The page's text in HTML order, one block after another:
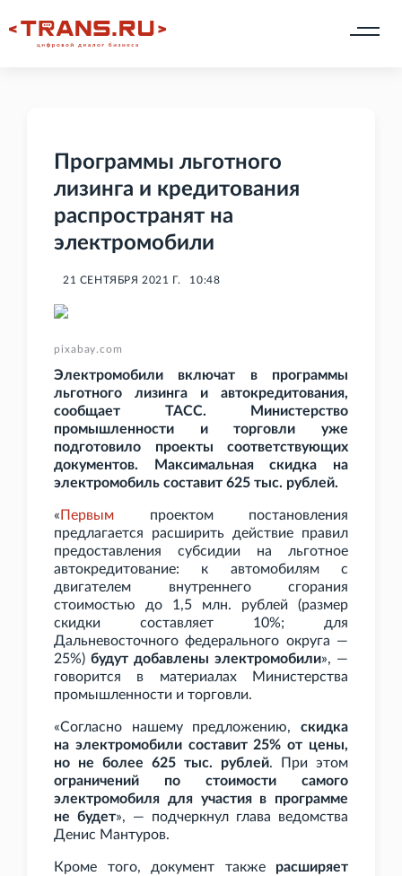
Программы льготного
лизинга и кредитования
распространят на
электромобили
21 СЕНТЯБРЯ 2021 Г. 10:48
pixabay.com
Электромобили включат в программы
льготного лизинга и автокредитования,
сообщает ТАСС. Министерство
промышленности и торговли уже
подготовило проекты соответствующих
документов. Максимальная скидка на
электромобиль составит 625 тыс. рублей.
« Первым проектом постановления
предлагается расширить действие правил
предоставления субсидии на льготное
автокредитование: к автомобилям с
двигателем внутреннего сгорания
стоимостью до 1,5
млн. рублей (размер
скидки составляет 10%; для
Дальневосточного федерального округа —
25%) будут добавлены электромобили», —
говорится в материалах Министерства
промышленности и торговли.
«Согласно нашему предложению, скидка
на электромобили составит 25% от цены,
но не более 625 тыс. рублей. При этом
ограничений по стоимости самого
электромобиля для участия в программе
не будет», — подчеркнул глава ведомства
Денис Мантуров.
Кроме того, документ также расширяет